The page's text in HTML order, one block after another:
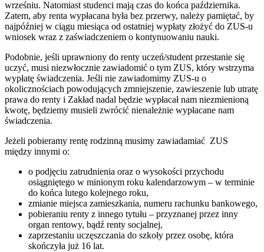
wrześniu. Natomiast studenci mają czas do końca października.
Zatem, aby renta wypłacana była bez przerwy, należy pamiętać, by
najpóźniej w ciągu miesiąca od ostatniej wypłaty złożyć do ZUS-u
wniosek wraz z zaświadczeniem o kontynuowaniu nauki.
Podobnie, jeśli uprawniony do renty uczeń/student przestanie się
uczyć, musi niezwłocznie zawiadomić o tym ZUS, który wstrzyma
wypłatę świadczenia. Jeśli nie zawiadomimy ZUS-u o
okolicznościach powodujących zmniejszenie, zawieszenie lub utratę
prawa do renty i Zakład nadal będzie wypłacał nam niezmienioną
kwotę, będziemy musieli zwrócić nienależnie wypłacane nam
świadczenia.
Jeżeli pobieramy rentę rodzinną musimy zawiadamiać ZUS
między innymi o:
o podjęciu zatrudnienia oraz o wysokości przychodu
osiągniętego w minionym roku kalendarzowym – w terminie
do końca lutego kolejnego roku,
zmianie miejsca zamieszkania, numeru rachunku bankowego,
pobieraniu renty z innego tytułu – przyznanej przez inny
organ rentowy, bądź renty socjalnej,
zaprzestaniu uczęszczania do szkoły przez osobę, która
skończyła już 16 lat.